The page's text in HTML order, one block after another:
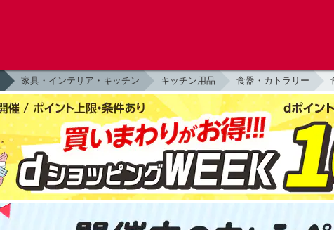
家具・インテリア・キッチン キッチン用品 食器・カトラリー